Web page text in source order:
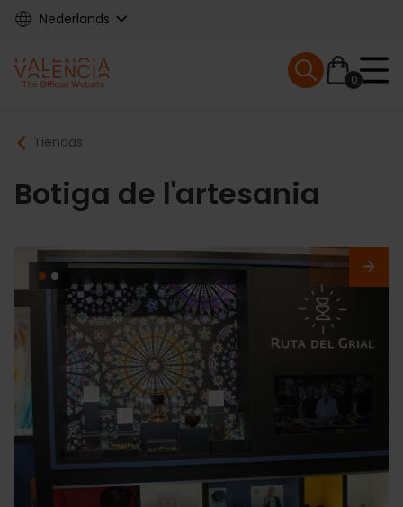
Skip
content
Nederlands
Main
navigation
0
Mobile menu
Breadcrumb
Tiendas
Botiga de l'artesania